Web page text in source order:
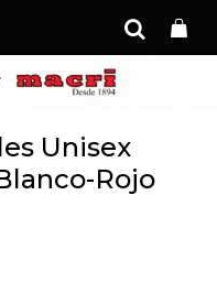
Unisex
Rojo